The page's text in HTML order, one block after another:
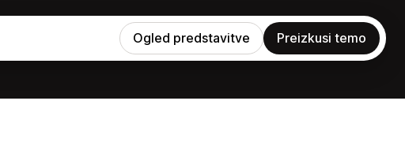
Ogled predstavitve Preizkusi temo